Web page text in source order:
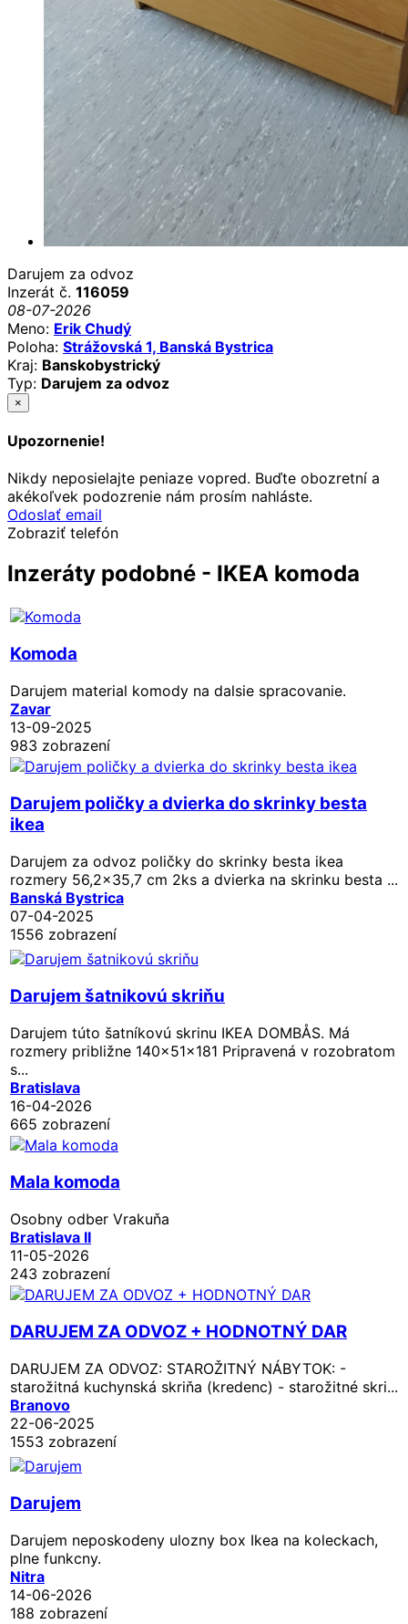
Darujem za odvoz
Inzerát č. 116059
08-07-2026
Meno: Erik Chudý
Poloha: Strážovská 1, Banská Bystrica
Kraj: Banskobystrický
Typ: Darujem za odvoz
×
Upozornenie!
Nikdy neposielajte peniaze vopred. Buďte obozretní a
akékoľvek podozrenie nám prosím nahláste.
Odoslať email
Zobraziť telefón
Inzeráty podobné - IKEA komoda
Komoda
Darujem material komody na dalsie spracovanie.
Zavar
13-09-2025
983 zobrazení
Darujem poličky a dvierka do skrinky besta
ikea
Darujem za odvoz poličky do skrinky besta ikea
rozmery 56,2x35,7 cm 2ks a dvierka na skrinku besta ...
Banská Bystrica
07-04-2025
1556 zobrazení
Darujem šatnikovú skriňu
Darujem túto šatníkovú skrinu IKEA DOMBÅS. Má
rozmery približne 140x51x181 Pripravená v rozobratom
s...
Bratislava
16-04-2026
665 zobrazení
Mala komoda
Osobny odber Vrakuňa
Bratislava II
11-05-2026
243 zobrazení
DARUJEM ZA ODVOZ + HODNOTNÝ DAR
DARUJEM ZA ODVOZ: STAROŽITNÝ NÁBYTOK: -
starožitná kuchynská skriňa (kredenc) - starožitné skri...
Branovo
22-06-2025
1553 zobrazení
Darujem
Darujem neposkodeny ulozny box Ikea na koleckach,
plne funkcny.
Nitra
14-06-2026
188 zobrazení